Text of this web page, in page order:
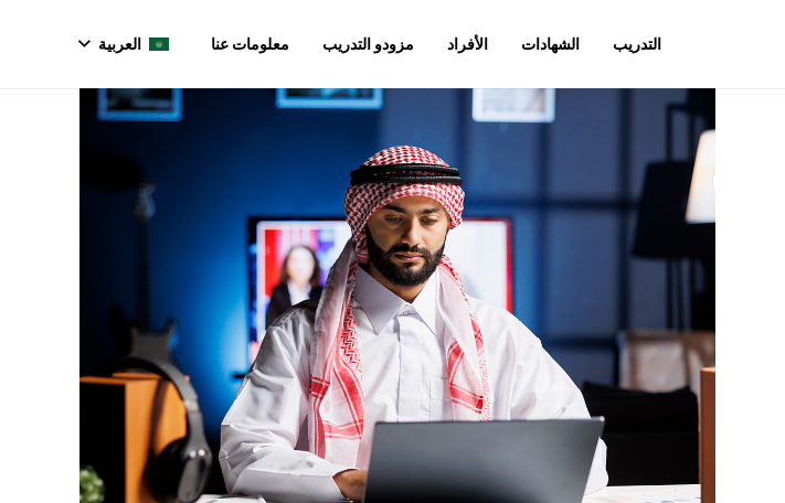
التدريب الشهادات الأفراد مزودو التدريب معلومات عنا العربية